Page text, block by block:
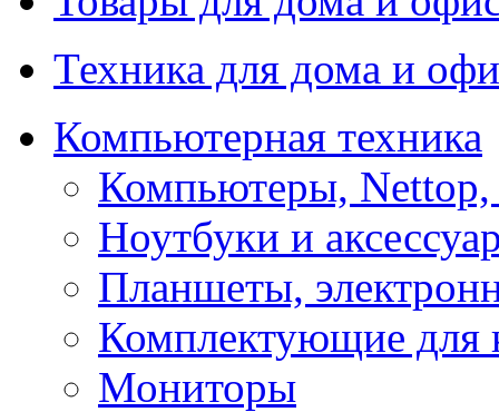
Техника для дома и
Компьютерная техника
Компьютеры,
Ноутбуки и
Планшеты,
Комплектующие для
Мониторы